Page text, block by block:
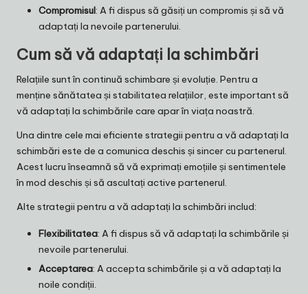
Compromisul: A fi dispus să găsiți un compromis și să vă
adaptați la nevoile partenerului.
Cum să vă adaptați la schimbări
Relațiile sunt în continuă schimbare și evoluție. Pentru a
menține sănătatea și stabilitatea relațiilor, este important să
vă adaptați la schimbările care apar în viața noastră.
Una dintre cele mai eficiente strategii pentru a vă adaptați la
schimbări este de a comunica deschis și sincer cu partenerul.
Acest lucru înseamnă să vă exprimați emoțiile și sentimentele
în mod deschis și să ascultați active partenerul.
Alte strategii pentru a vă adaptați la schimbări includ:
Flexibilitatea: A fi dispus să vă adaptați la schimbările și
nevoile partenerului.
Acceptarea: A accepta schimbările și a vă adaptați la
noile condiții.